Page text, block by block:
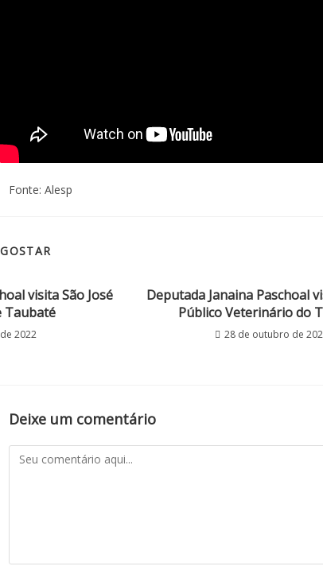
Fonte: Alesp
visita São José
Taubaté
2022
Deputada Janaina Paschoal
Público Veterinário do
28 de outubro de
Deixe um comentário